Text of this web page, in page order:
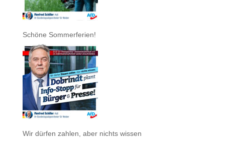
Schöne Sommerferien!
Wir dürfen zahlen, aber nichts wissen